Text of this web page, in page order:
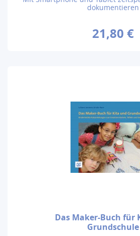
dokumentieren
21,80 €
Das Maker-Buch für
Grundschule